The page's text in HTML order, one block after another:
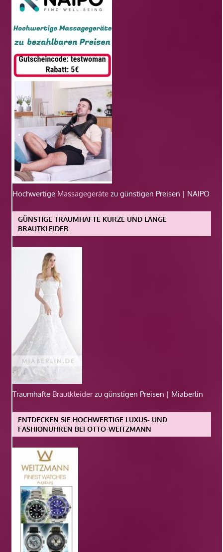
Hochwertige Massagegeräte zu günstigen Preisen | NAIPO
GÜNSTIGE TRAUMHAFTE KURZE UND LANGE
BRAUTKLEIDER
Traumhafte Brautkleiderzu günstigen Preisen | Miaberlin
ENTDECKEN SIE HOCHWERTIGE LUXUS- UND
FASHIONUHREN BEI OTTO-WEITZMANN